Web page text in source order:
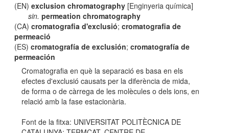
(EN)exclusion chromatography [Enginyeria química]
sin. permeation chromatography
(CA)cromatografia d'exclusió;cromatografia de
permeació
(ES)cromatografía de exclusión;cromatografía de
permeación
Cromatografia en què la separació es basa en els
efectes d'exclusió causats per la diferència de mida,
de forma o de càrrega de les molècules o dels ions, en
relació amb la fase estacionària.
Font de la fitxa: UNIVERSITAT POLITÈCNICA DE